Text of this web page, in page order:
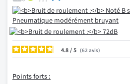
4.8/ 62 avis
Pointsforts :